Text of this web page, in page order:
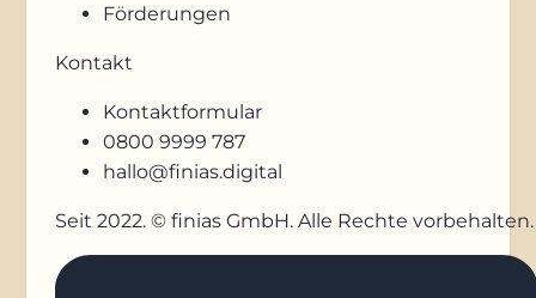
Förderungen
Kontakt
Kontaktformular
0800 9999 787
hallo@finias.digital
Seit 2022. © finias GmbH. Alle Rechte vorbehalten.